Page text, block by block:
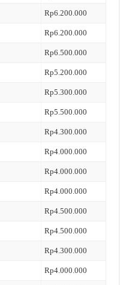
Rp6.200.000
Rp6.200.000
Rp6.500.000
Rp5.200.000
Rp5.300.000
Rp5.500.000
Rp4.300.000
Rp4.000.000
Rp4.000.000
Rp4.000.000
Rp4.500.000
Rp4.500.000
Rp4.300.000
Rp4.000.000